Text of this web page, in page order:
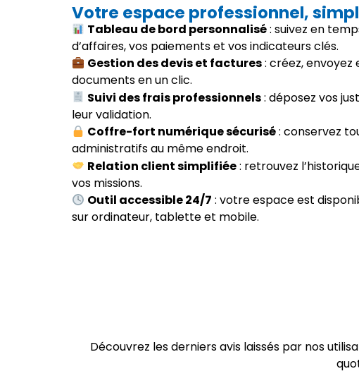
Votre espace professionnel,
Tableau de bord personnalisé: suivez en
d’affaires, vos paiements et vos indicateurs clés.
Gestion des devis et factures: créez, envoyez
documents en un clic.
Suivi des frais professionnels: déposez vos
leur validation.
Coffre-fort numérique sécurisé: conservez
administratifs au même endroit.
Relation client simplifiée: retrouvez
vos missions.
Outil accessible 24/7 : votre espace est
sur ordinateur, tablette et mobile.
Découvrez les derniers avis laissés par nos